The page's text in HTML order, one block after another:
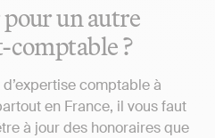
un autre
?
comptable à
en France, il vous faut
à jour des honoraires que